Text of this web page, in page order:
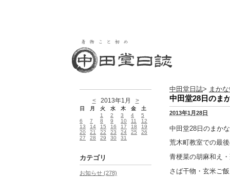
中田堂日誌> まか
中田堂28日のま
2013年1月28日
中田堂28日のまか
荒木町教室での最
青梗菜の胡麻和え
さば干物・玄米ご
<2013年1月 >
日 月 火 水 木 金
土
1
2 3 4
5
6
7 8 9 10 11
12
13
14 15 16 17 18
19
20
21 22 23 24 25
26
27
28 29 30 31
カテゴリ
お知らせ (278)